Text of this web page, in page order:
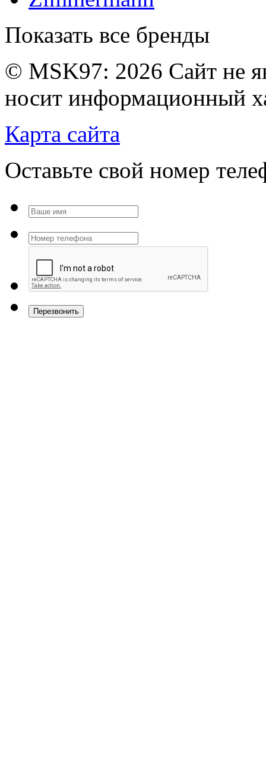
Показать все бренды
© MSK97: 2026 Сайт не
носит информационный
Карта сайта
Оставьте свой номер
Перезвонить